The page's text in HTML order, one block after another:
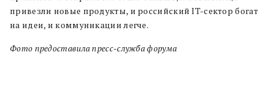
привезли новые продукты, и российский IT-сектор богат
на идеи, и коммуникации легче.
Фото предоставила пресс-служба форума